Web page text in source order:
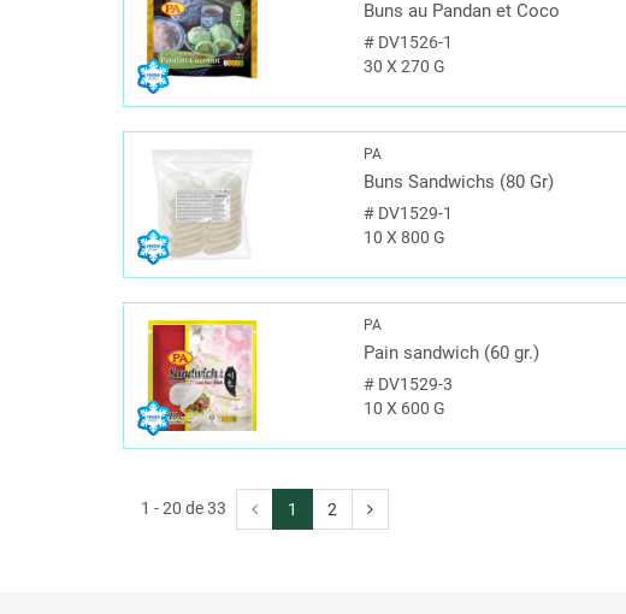
Buns au Pandan et Coco
# DV1526-1
30 X 270 G
PA
Buns Sandwichs (80 Gr)
# DV1529-1
10 X 800 G
PA
Pain sandwich (60 gr.)
# DV1529-3
10 X 600 G
1 - 20 de 33 1 2